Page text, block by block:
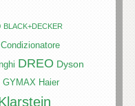
BLACK+DECKER
Condizionatore
DREO Dyson
GYMAX Haier